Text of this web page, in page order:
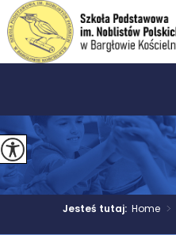
Jesteś tutaj:Home >